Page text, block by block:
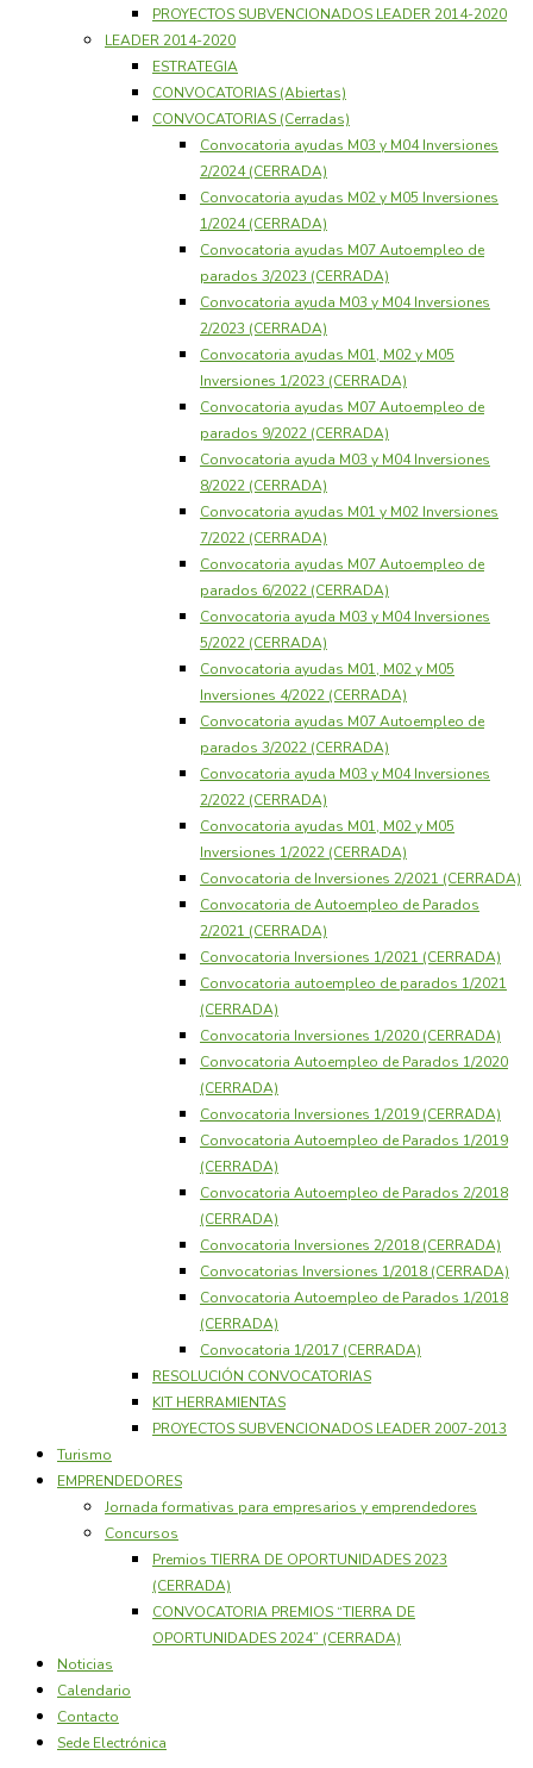
PROYECTOS SUBVENCIONADOS LEADER 2014-2020
LEADER 2014-2020
ESTRATEGIA
CONVOCATORIAS (Abiertas)
CONVOCATORIAS (Cerradas)
Convocatoria ayudas M03 y M04 Inversiones
2/2024 (CERRADA)
Convocatoria ayudas M02 y M05 Inversiones
1/2024 (CERRADA)
Convocatoria ayudas M07 Autoempleo de
parados 3/2023 (CERRADA)
Convocatoria ayuda M03 y M04 Inversiones
2/2023 (CERRADA)
Convocatoria ayudas M01, M02 y M05
Inversiones 1/2023 (CERRADA)
Convocatoria ayudas M07 Autoempleo de
parados 9/2022 (CERRADA)
Convocatoria ayuda M03 y M04 Inversiones
8/2022 (CERRADA)
Convocatoria ayudas M01 y M02 Inversiones
7/2022 (CERRADA)
Convocatoria ayudas M07 Autoempleo de
parados 6/2022 (CERRADA)
Convocatoria ayuda M03 y M04 Inversiones
5/2022 (CERRADA)
Convocatoria ayudas M01, M02 y M05
Inversiones 4/2022 (CERRADA)
Convocatoria ayudas M07 Autoempleo de
parados 3/2022 (CERRADA)
Convocatoria ayuda M03 y M04 Inversiones
2/2022 (CERRADA)
Convocatoria ayudas M01, M02 y M05
Inversiones 1/2022 (CERRADA)
Convocatoria de Inversiones 2/2021 (CERRADA)
Convocatoria de Autoempleo de Parados
2/2021 (CERRADA)
Convocatoria Inversiones 1/2021 (CERRADA)
Convocatoria autoempleo de parados 1/2021
(CERRADA)
Convocatoria Inversiones 1/2020 (CERRADA)
Convocatoria Autoempleo de Parados 1/2020
(CERRADA)
Convocatoria Inversiones 1/2019 (CERRADA)
Convocatoria Autoempleo de Parados 1/2019
(CERRADA)
Convocatoria Autoempleo de Parados 2/2018
(CERRADA)
Convocatoria Inversiones 2/2018 (CERRADA)
Convocatorias Inversiones 1/2018 (CERRADA)
Convocatoria Autoempleo de Parados 1/2018
(CERRADA)
Convocatoria 1/2017 (CERRADA)
RESOLUCIÓN CONVOCATORIAS
KIT HERRAMIENTAS
PROYECTOS SUBVENCIONADOS LEADER 2007-2013
Turismo
EMPRENDEDORES
Jornada formativas para empresarios y emprendedores
Concursos
Premios TIERRA DE OPORTUNIDADES 2023
(CERRADA)
CONVOCATORIA PREMIOS “TIERRA DE
OPORTUNIDADES 2024” (CERRADA)
Noticias
Calendario
Contacto
Sede Electrónica